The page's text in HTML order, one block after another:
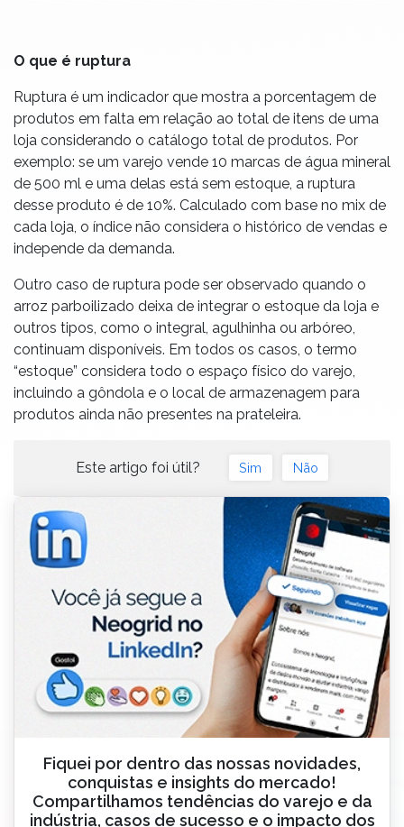
O que é ruptura
Ruptura é um indicador que mostra a porcentagem de
produtos em falta em relação ao total de itens de uma
loja considerando o catálogo total de produtos. Por
exemplo: se um varejo vende 10 marcas de água mineral
de 500 ml e uma delas está sem estoque, a ruptura
desse produto é de 10%. Calculado com base no mix de
cada loja, o índice não considera o histórico de vendas e
independe da demanda.
Outro caso de ruptura pode ser observado quando o
arroz parboilizado deixa de integrar o estoque da loja e
outros tipos, como o integral, agulhinha ou arbóreo,
continuam disponíveis. Em todos os casos, o termo
“estoque” considera todo o espaço físico do varejo,
incluindo a gôndola e o local de armazenagem para
produtos ainda não presentes na prateleira.
Este artigo foi útil? Sim Não
Fiquei por dentro das nossas novidades,
conquistas e insights do mercado!
Compartilhamos tendências do varejo e da
indústria, casos de sucesso e o impacto dos